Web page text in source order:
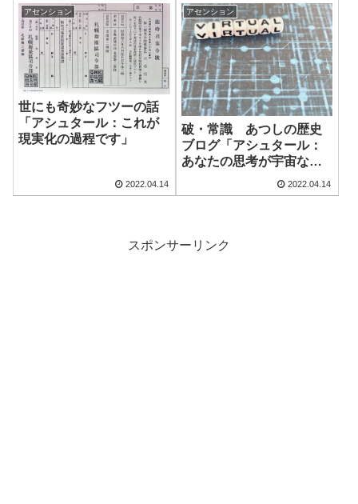
アセンション
世にも奇妙なフツーの話
「アシュタール：これが
現実化の過程です」
2022.04.14
アセンション
破・常識 あつしの歴史
ブログ「アシュタール：
あなたの思考が宇宙なの
2022.04.14
スポンサーリンク